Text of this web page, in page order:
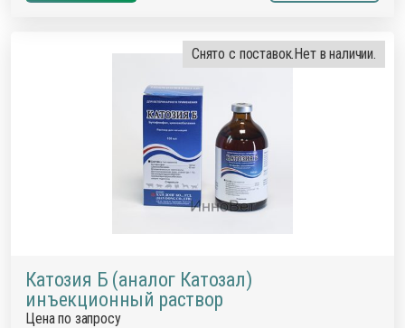
Снято с поставок.Нет в наличии.
Катозия Б (аналог Катозал)
инъекционный раствор
Цена по запросу